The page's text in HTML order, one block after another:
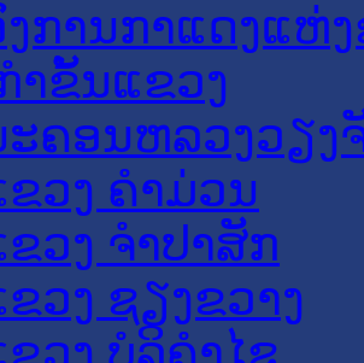
ການກາແດງແຫ່
າຂັ້ນແຂວງ
ະ​ຄອນ​ຫລວງວຽງ
ວງ ຄໍາມ່ວນ
ວງ ຈໍາປາສັກ
ວງ ຊຽງຂວາງ